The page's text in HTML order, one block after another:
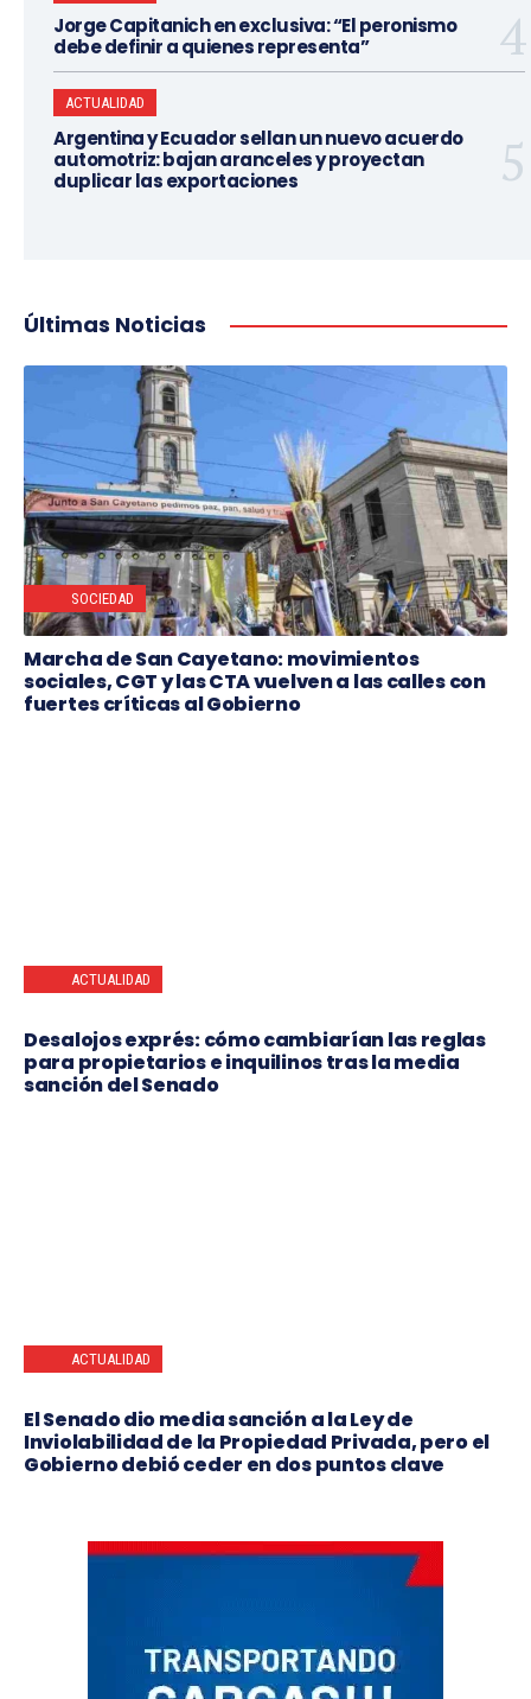
Jorge Capitanich en exclusiva: “El peronismo
debe definir a quienes representa”
ACTUALIDAD
Argentina y Ecuador sellan un nuevo acuerdo
automotriz: bajan aranceles y proyectan
duplicar las exportaciones
Últimas Noticias
SOCIEDAD
Marcha de San Cayetano: movimientos
sociales, CGT y las CTA vuelven a las calles con
fuertes críticas al Gobierno
ACTUALIDAD
Desalojos exprés: cómo cambiarían las reglas
para propietarios e inquilinos tras la media
sanción del Senado
ACTUALIDAD
El Senado dio media sanción a la Ley de
Inviolabilidad de la Propiedad Privada, pero el
Gobierno debió ceder en dos puntos clave